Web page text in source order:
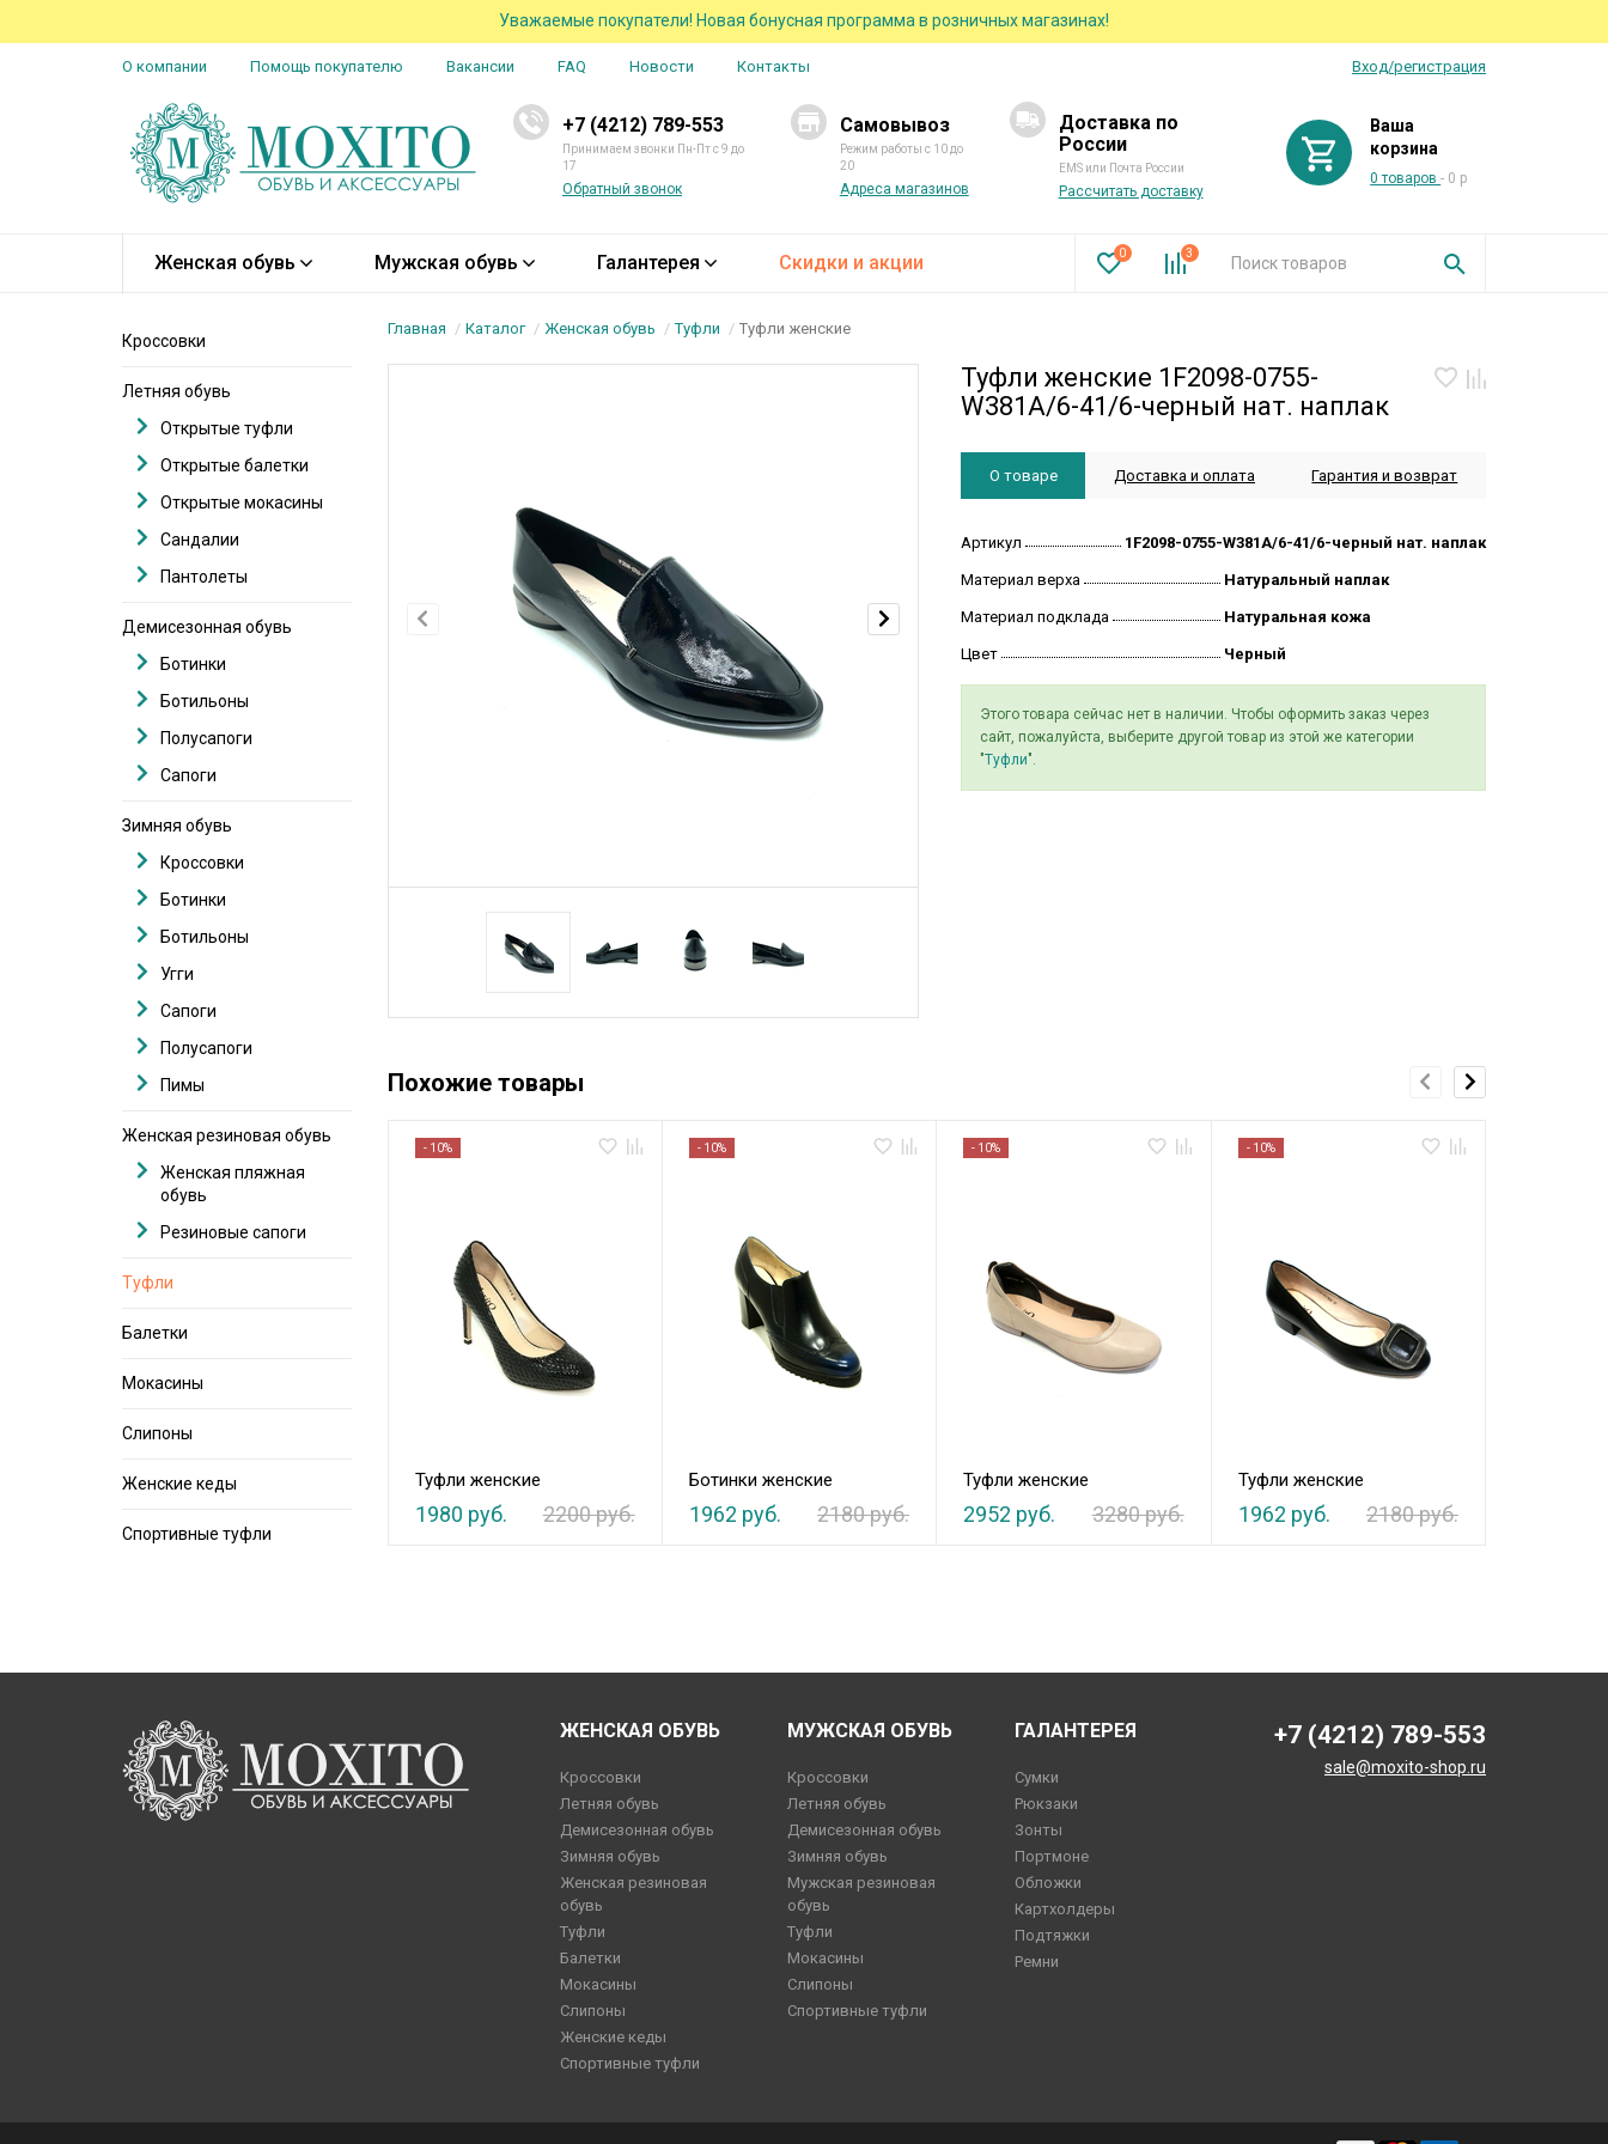
Уважаемые покупатели! Новая бонусная программа в розничных магазинах!
О компании Помощь покупателю Вакансии FAQ Новости Контакты Вход/регистрация
+7 (4212) 789-553
Принимаем звонки Пн-Пт с 9 до
17
Обратный звонок
Самовывоз
Режим работы с 10 до
20
Адреса магазинов
Доставка по
России
EMS или Почта России
Рассчитать доставку
Ваша
корзина
0 товаров- 0 р
Женская обувь Мужская обувь Галантерея Скидки и акции 0 3
Главная Каталог Женская обувь Туфли Туфли женские
Туфли женские 1F2098-0755-
W381A/6-41/6-черный нат. наплак
О товаре Доставка и оплата Гарантия и возврат
Артикул 1F2098-0755-W381A/6-41/6-черный нат. наплак
Материал верха Натуральный наплак
Материал подклада Натуральная кожа
Цвет Черный
Этого товара сейчас нет в наличии. Чтобы оформить заказ через
сайт, пожалуйста, выберите другой товар из этой же категории
"Туфли".
Похожие товары
- 10%
Туфли женские
1980 руб. 2200 руб.
- 10%
Ботинки женские
1962 руб. 2180 руб.
- 10%
Туфли женские
2952 руб. 3280 руб.
- 10%
Туфли женские
1962 руб. 2180 руб.
Кроссовки
Летняя обувь
Открытые туфли
Открытые балетки
Открытые мокасины
Сандалии
Пантолеты
Демисезонная обувь
Ботинки
Ботильоны
Полусапоги
Сапоги
Зимняя обувь
Кроссовки
Ботинки
Ботильоны
Угги
Сапоги
Полусапоги
Пимы
Женская резиновая обувь
Женская пляжная
обувь
Резиновые сапоги
Туфли
Балетки
Мокасины
Слипоны
Женские кеды
Спортивные туфли
ЖЕНСКАЯ ОБУВЬ
Кроссовки
Летняя обувь
Демисезонная обувь
Зимняя обувь
Женская резиновая
обувь
Туфли
Балетки
Мокасины
Слипоны
Женские кеды
Спортивные туфли
МУЖСКАЯ ОБУВЬ
Кроссовки
Летняя обувь
Демисезонная обувь
Зимняя обувь
Мужская резиновая
обувь
Туфли
Мокасины
Слипоны
Спортивные туфли
ГАЛАНТЕРЕЯ
Сумки
Рюкзаки
Зонты
Портмоне
Обложки
Картхолдеры
Подтяжки
Ремни
+7 (4212) 789-553
sale@moxito-shop.ru